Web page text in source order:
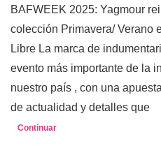
BAFWEEK 2025: Yagmour
colección Primavera/ Verano
Libre La marca de
evento más importante de la
nuestro país , con una
de actualidad y detalles que
Continuar